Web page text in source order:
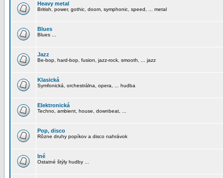
Heavy metal
British, power, gothic, doom, symphonic, speed, ... metal
Blues
Blues ...
Jazz
Be-bop, hard-bop, fusion, jazz-rock, smooth, ... jazz
Klasická
Symfonická, orchestrálna, opera, ... hudba
Elektronická
Techno, ambient, house, downbeat, ...
Pop, disco
Rôzne druhy popíkov a disco nahrávok
Iné
Ostatné štýly hudby ...